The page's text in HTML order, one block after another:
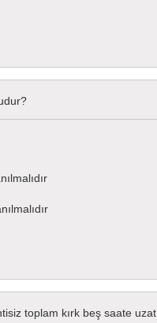
toplam kırk beş saate